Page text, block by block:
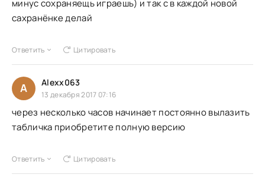
минус сохраняещь играешь) и так с в каждой новой
сахранёнке делай
Ответить Цитировать
A Alexx063
13 декабря 2017 07:16
через несколько часов начинает постоянно вылазить
табличка приобретите полную версию
Ответить Цитировать